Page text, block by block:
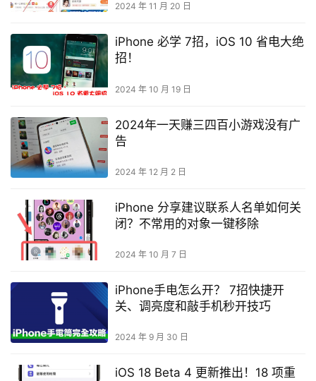
2024 年 11 月 20 日
iPhone 必学 7招，iOS 10 省电大绝
招！
2024 年 10 月 19 日
2024年一天赚三四百小游戏没有广
告
2024 年 12 月 2 日
iPhone 分享建议联系人名单如何关
闭？不常用的对象一键移除
2024 年 10 月 7 日
iPhone手电怎么开？ 7招快捷开
关、调亮度和敲手机秒开技巧
2024 年 9 月 30 日
iOS 18 Beta 4 更新推出！18 项重